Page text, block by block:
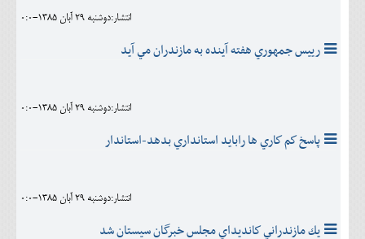
انتشار:دوشنبه 29 آبان 1385-0:0
رييس جمهوري هفته آينده به مازندران مي آيد
انتشار:دوشنبه 29 آبان 1385-0:0
پاسخ كم كاري ها رابايد استانداري بدهد-استاندار
انتشار:دوشنبه 29 آبان 1385-0:0
يك مازندراني كانديداي مجلس خبرگان سيستان شد